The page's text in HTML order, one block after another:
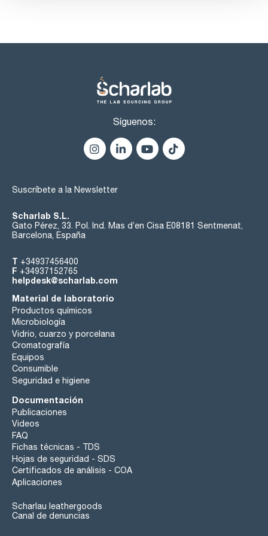
Síguenos:
Suscríbete a la Newsletter
Scharlab S.L.
Gato Pérez, 33. Pol. Ind. Mas d’en Cisa E08181 Sentmenat,
Barcelona, España
T +34937456400
F +34937152765
helpdesk@scharlab.com
Material de laboratorio
Productos químicos
Microbiología
Vidrio, cuarzo y porcelana
Cromatografía
Equipos
Consumible
Seguridad e higiene
Documentación
Publicaciones
Videos
FAQ
Fichas técnicas - TDS
Hojas de seguridad - SDS
Certificados de análisis - COA
Aplicaciones
Scharlau leathergoods
Canal de denuncias